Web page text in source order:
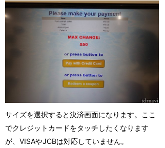
サイズを選択すると決済画面になります。ここ
でクレジットカードをタッチしたくなります
が、VISAやJCBは対応していません。